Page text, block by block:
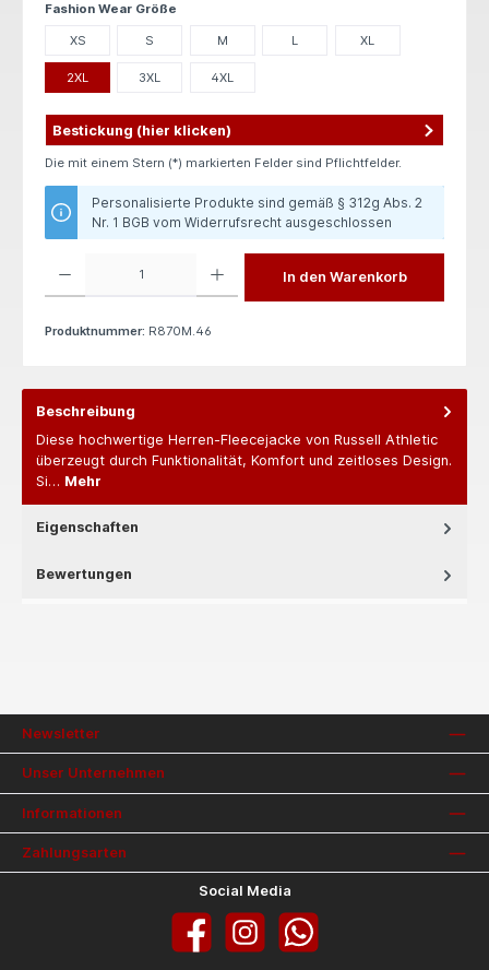
Fashion Wear Größe
XS S M L XL
2XL 3XL 4XL
Bestickung (hier klicken)
Die mit einem Stern (*) markierten Felder sind Pflichtfelder.
Personalisierte Produkte sind gemäß § 312g Abs. 2
Nr. 1 BGB vom Widerrufsrecht ausgeschlossen
In den Warenkorb
Produktnummer: R870M.46
Beschreibung
Diese hochwertige Herren-Fleecejacke von Russell Athletic
überzeugt durch Funktionalität, Komfort und zeitloses Design.
Si… Mehr
Eigenschaften
Bewertungen
Newsletter
Unser Unternehmen
Informationen
Zahlungsarten
Social Media
Facebook InstagramWhatsApp